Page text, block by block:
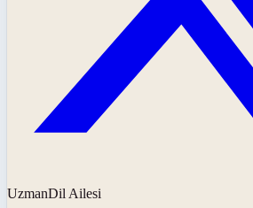
UzmanDil Ailesi